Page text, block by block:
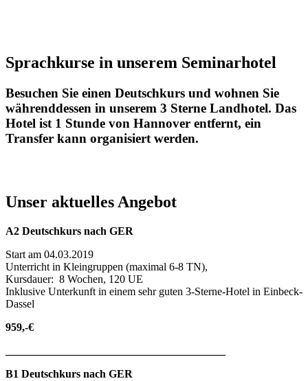
Sprachkurse in unserem Seminarhotel
Besuchen Sie einen Deutschkurs und wohnen Sie
währenddessen in unserem 3 Sterne Landhotel. Das
Hotel ist 1 Stunde von Hannover entfernt, ein
Transfer kann organisiert werden.
Unser aktuelles Angebot
A2 Deutschkurs nach GER
Start am 04.03.2019
Unterricht in Kleingruppen (maximal 6-8 TN),
Kursdauer: 8 Wochen, 120 UE
Inklusive Unterkunft in einem sehr guten 3-Sterne-Hotel in Einbeck-
Dassel
959,-€
B1 Deutschkurs nach GER